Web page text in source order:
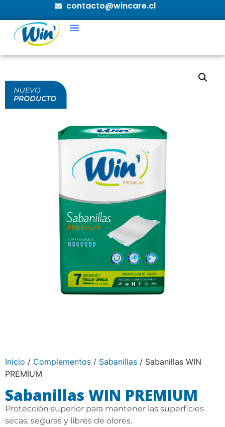
contacto@wincare.cl
Inicio / Complementos / Sabanillas / Sabanillas WIN
PREMIUM
Sabanillas WIN PREMIUM
Protección superior para mantener las superficies
secas, seguras y libres de olores.